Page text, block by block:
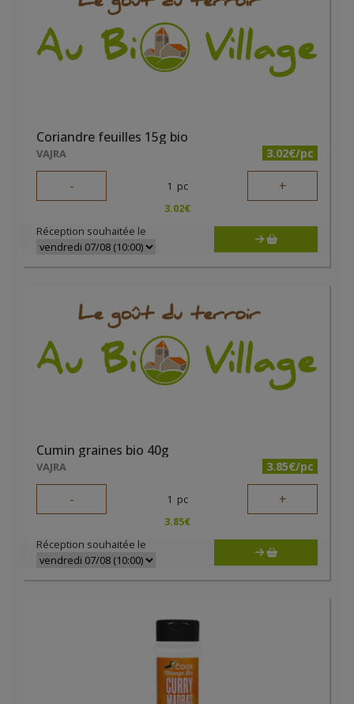
Coriandre feuilles 15g bio
VAJRA 3.02€/pc
- 1 pc +
3.02€
Réception souhaitée le
Cumin graines bio 40g
VAJRA 3.85€/pc
- 1 pc +
3.85€
Réception souhaitée le